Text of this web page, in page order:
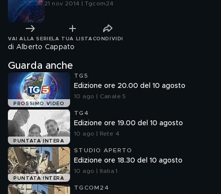
21 nov 2014 | Tgcom24
VAI ALLA SERIE LA TUA LISTA CONDIVIDI
di Alberto Cappato
Guarda anche
PROSSIMO VIDEO
TG5
Edizione ore 20.00 del 10 agosto
10 ago | Canale 5
PUNTATA INTERA
TG4
Edizione ore 19.00 del 10 agosto
10 ago | Rete 4
PUNTATA INTERA
STUDIO APERTO
Edizione ore 18.30 del 10 agosto
10 ago | Italia 1
TGCOM24